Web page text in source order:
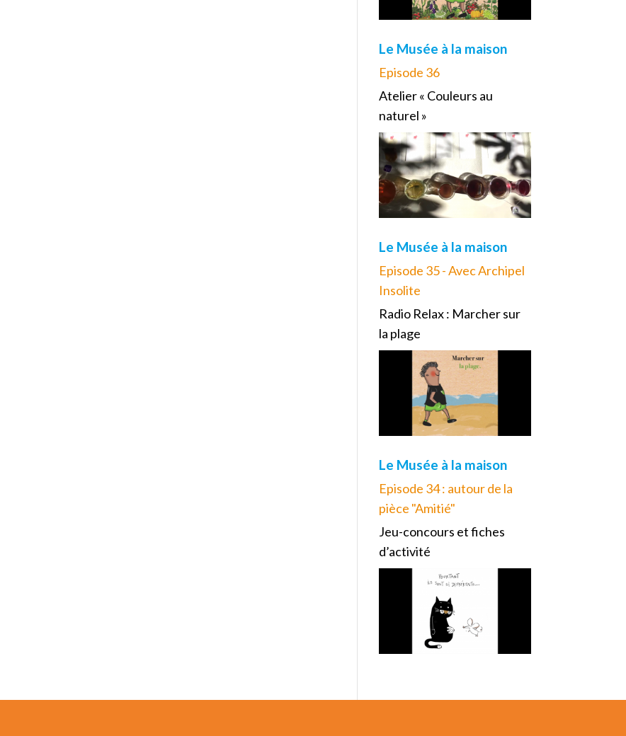
Le Musée à la maison
Episode 36
Atelier « Couleurs au
naturel »
Le Musée à la maison
Episode 35 - Avec Archipel
Insolite
Radio Relax : Marcher sur
la plage
Le Musée à la maison
Episode 34 : autour de la
pièce "Amitié"
Jeu-concours et fiches
d’activité